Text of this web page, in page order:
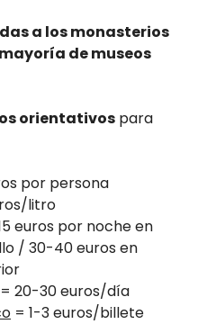
a los monasterios
de museos
orientativos para
por persona
litro
euros por noche en
/ 30-40 euros en
= 20-30 euros/día
= 1-3 euros/billete